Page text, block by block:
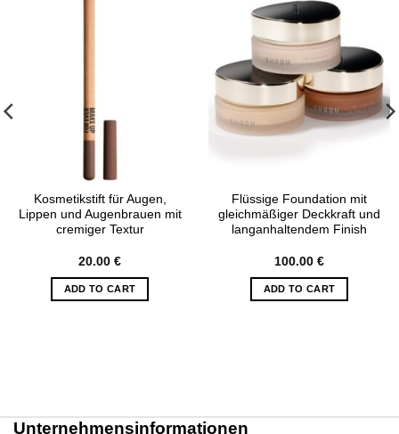
Kosmetikstift für Augen,
Lippen und Augenbrauen mit
cremiger Textur
20.00 €
ADD TO CART
Flüssige Foundation mit
gleichmäßiger Deckkraft und
langanhaltendem Finish
100.00 €
ADD TO CART
Unternehmensinformationen